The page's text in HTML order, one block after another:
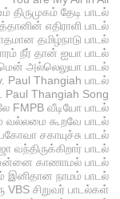
திருமுகம் தேடி பாடல்
எதிராளி பாடல்
தமிழ்நாடு பாடல்
நீர் தான் ஐயா பாடல்
அல்லெலுயா பாடல்
Thangiah பாடல்
Thangiah Song
FMPB வீடியோ பாடல்
வல்லமை கூறவே பாடல்
சகாயுச்சு பாடல்
வந்திருக்கிறார் பாடல்
காணாமல் பாடல்
இனிதான நாமம் பாடல்
VBS சிறுவர் பாடல்கள்